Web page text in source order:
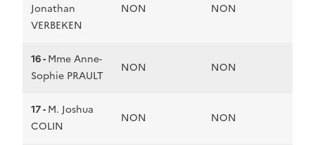
Jonathan
VERBEKEN
NON NON
16 -Mme Anne-
Sophie PRAULT
NON NON
17 -M. Joshua
COLIN
NON NON